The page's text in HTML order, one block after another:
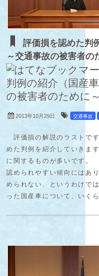
評価損を認めた判
～交通事故の被害者の
2013年10月29日 交通事故
評価損の解説のラストで
めた判例を紹介していきま
に関するものが多いです。
認められやすい傾向にはあ
められない、というわけで
った国産車について、いく